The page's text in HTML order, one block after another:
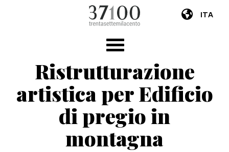
ITA
Ristrutturazione
artistica per Edificio
di pregio in
montagna